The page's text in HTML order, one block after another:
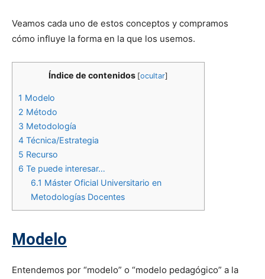
Veamos cada uno de estos conceptos y compramos
cómo influye la forma en la que los usemos.
Índice de contenidos [ocultar]
1 Modelo
2 Método
3 Metodología
4 Técnica/Estrategia
5 Recurso
6 Te puede interesar…
6.1 Máster Oficial Universitario en
Metodologías Docentes
Modelo
Entendemos por “modelo” o “modelo pedagógico” a la